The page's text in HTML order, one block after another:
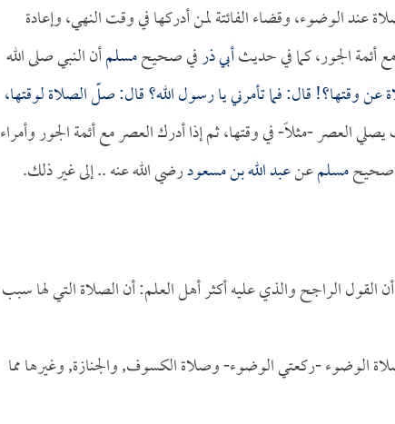
الوضوء، وقضاء الفائتة لمن أدركها في وقت النهي، وإعادة
أئمة الجور، كما في حديثأبي ذرفي صحيحمسلمأن النبي صلى الله
وقتها؟! قال: فما تأمرني يا رسول الله؟ قال: صلّ الصلاة لوقتها،
العصر -مثلاً- في وقتها، ثم إذا أدرك العصر مع أئمة الجور وأمراء
صحيحمسلمعنعبد الله بن مسعودرضي الله عنه .. إلى غير ذلك.
القول الراجح والذي عليه أكثر أهل العلم: أن الصلاة التي لها سبب
الوضوء -ركعتي الوضوء- وصلاة الكسوف, والجنازة, وغيرها مما